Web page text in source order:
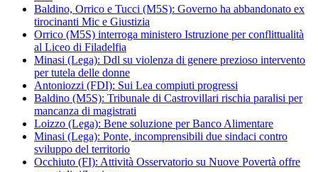
Baldino, Orrico e Tucci (M5S): Governo ha abbandonato ex
tirocinanti Mic e Giustizia
Orrico (M5S) interroga ministero Istruzione per conflittualità
al Liceo di Filadelfia
Minasi (Lega): Ddl su violenza di genere prezioso intervento
per tutela delle donne
Antoniozzi (FDI): Sui Lea compiuti progressi
Baldino (M5S): Tribunale di Castrovillari rischia paralisi per
mancanza di magistrati
Loizzo (Lega): Bene soluzione per Banco Alimentare
Minasi (Lega): Ponte, incomprensibili due sindaci contro
sviluppo del territorio
Occhiuto (FI): Attività Osservatorio su Nuove Povertà offre